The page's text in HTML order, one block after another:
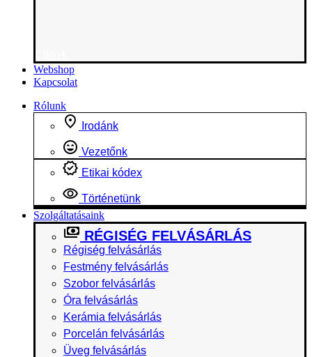
Webshop
Kapcsolat
Rólunk
Irodánk
Vezetőnk
Etikai kódex
Történetünk
Szolgáltatásaink
RÉGISÉG FELVÁSÁRLÁS
Régiség felvásárlás
Festmény felvásárlás
Szobor felvásárlás
Óra felvásárlás
Kerámia felvásárlás
Porcelán felvásárlás
Üveg felvásárlás